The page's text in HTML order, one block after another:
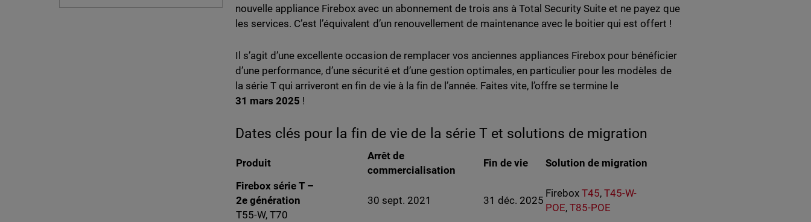
nouvelle appliance Firebox avec un abonnement de trois ans à Total Security Suite et ne payez que
les services. C’est l’équivalent d’un renouvellement de maintenance avec le boitier qui est offert !
Il s’agit d’une excellente occasion de remplacer vos anciennes appliances Firebox pour bénéficier
d’une performance, d’une sécurité et d’une gestion optimales, en particulier pour les modèles de
la série T qui arriveront en fin de vie à la fin de l’année. Faites vite, l’offre se termine le
31 mars 2025 !
Dates clés pour la fin de vie de la série T et solutions de migration
Produit
Arrêt de
commercialisation
Fin de vie
Solution de migration
Firebox série T –
2e génération
T55-W, T70
30 sept. 2021 31 déc. 2025
FireboxT45,T45-W-
POE,T85-POE